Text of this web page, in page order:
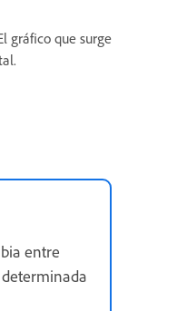
gráfico que surge
entre